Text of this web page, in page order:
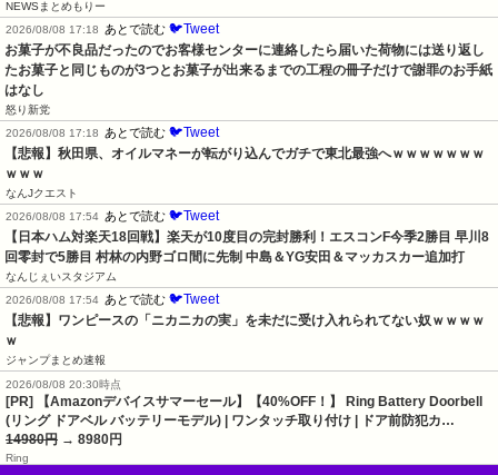
NEWSまとめもりー
2026/08/08 17:18
あとで読む 🐦Tweet
お菓子が不良品だったのでお客様センターに連絡したら届いた荷物には送り返し
たお菓子と同じものが3つとお菓子が出来るまでの工程の冊子だけで謝罪のお手紙
はなし
怒り新党
2026/08/08 17:18
あとで読む 🐦Tweet
【悲報】秋田県、オイルマネーが転がり込んでガチで東北最強へｗｗｗｗｗｗｗ
ｗｗｗ
なんJクエスト
2026/08/08 17:54 あとで読む 🐦Tweet
【日本ハム対楽天18回戦】楽天が10度目の完封勝利！エスコンF今季2勝目 早川8
回零封で5勝目 村林の内野ゴロ間に先制 中島＆YG安田＆マッカスカー追加打
なんじぇいスタジアム
2026/08/08 17:54 あとで読む 🐦Tweet
【悲報】ワンピースの「ニカニカの実」を未だに受け入れられてない奴ｗｗｗｗ
ｗ
ジャンプまとめ速報
2026/08/08 20:30時点
[PR] 【Amazonデバイスサマーセール】【40%OFF！】 Ring Battery Doorbell
(リング ドアベル バッテリーモデル) | ワンタッチ取り付け | ドア前防犯カ…
14980円 → 8980円
Ring